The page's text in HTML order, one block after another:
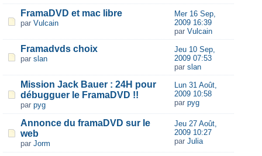
FramaDVD et mac libre
par Vulcain
Mer 16 Sep,
2009 16:39
par Vulcain
Framadvds choix
par slan
Jeu 10 Sep,
2009 07:53
par slan
Mission Jack Bauer : 24H pour
débugguer le FramaDVD !!
par pyg
Lun 31 Août,
2009 10:58
par pyg
Annonce du framaDVD sur le
web
par Jorm
Jeu 27 Août,
2009 10:27
par Julia